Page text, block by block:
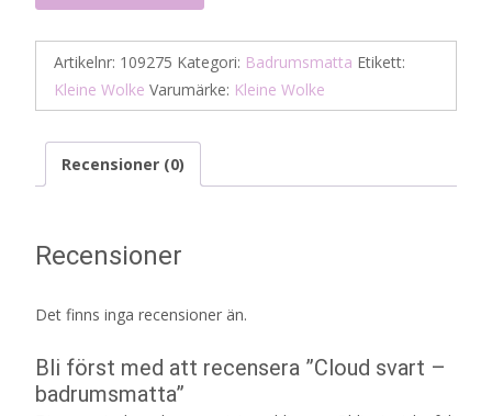
Artikelnr: 109275 Kategori: Badrumsmatta Etikett:
Kleine Wolke Varumärke: Kleine Wolke
Recensioner (0)
Recensioner
Det finns inga recensioner än.
Bli först med att recensera ”Cloud svart –
badrumsmatta”